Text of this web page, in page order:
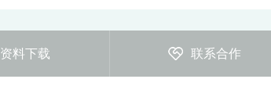
资料下载 联系合作